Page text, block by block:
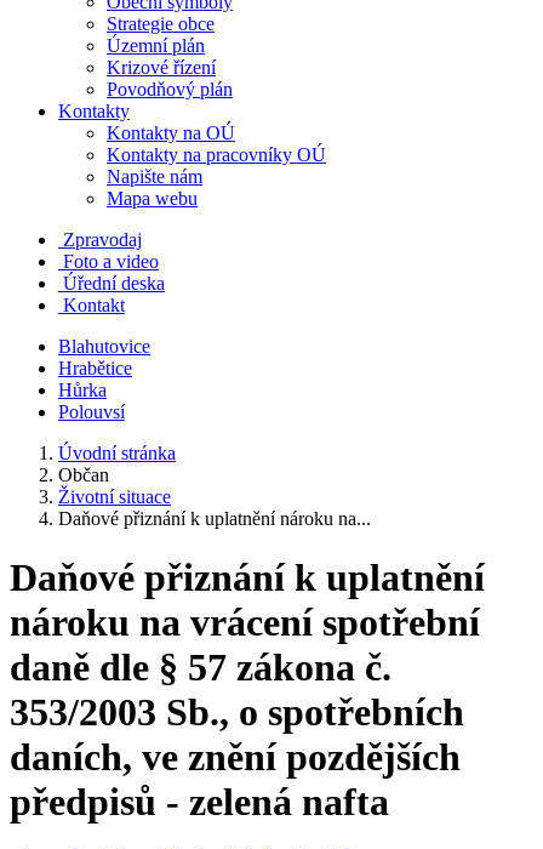
Strategie obce
Územní plán
Krizové řízení
Povodňový plán
Kontakty
Kontakty na OÚ
Kontakty na pracovníky OÚ
Napište nám
Mapa webu
Zpravodaj
Foto a video
Úřední deska
Kontakt
Blahutovice
Hrabětice
Hůrka
Polouvsí
Úvodní stránka
Občan
Životní situace
Daňové přiznání k uplatnění nároku na...
Daňové přiznání k uplatnění
nároku na vrácení spotřební
daně dle § 57 zákona č.
353/2003 Sb., o spotřebních
daních, ve znění pozdějších
předpisů - zelená nafta